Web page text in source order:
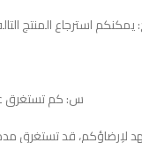
استرجاع المنتج التالف خلال 7 أيام من
س: كم تستغرق